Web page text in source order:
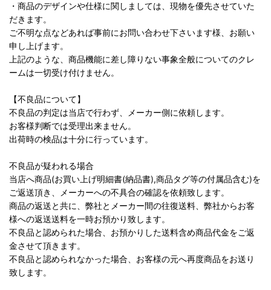
・商品のデザインや仕様に関しましては、現物を優先させていた
だきます。
ご不明な点などあれば事前にお問い合わせ下さいます様、お願い
申し上げます。
上記のような、商品機能に差し障りない事象全般についてのクレ
ームは一切受け付けません。
【不良品について】
不良品の判定は当店で行わず、メーカー側に依頼します。
お客様判断では受理出来ません。
出荷時の検品は十分に行っています。
不良品が疑われる場合
当店へ商品(お買い上げ明細書(納品書),商品タグ等の付属品含む)を
ご返送頂き、メーカーへの不具合の確認を依頼致します。
商品の返送と共に、弊社とメーカー間の往復送料、弊社からお客
様への返送送料を一時お預かり致します。
不良品と認められた場合、お預かりした送料含め商品代金をご返
金させて頂きます。
不良品と認められなかった場合、お客様の元へ再度商品をお送り
致します。